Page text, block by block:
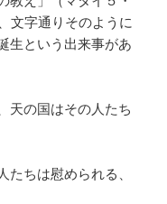
文字通りそのように
生という出来事があ
天の国はその人たち
たちは慰められる、